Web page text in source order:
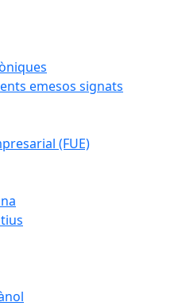
emesos signats
(FUE)